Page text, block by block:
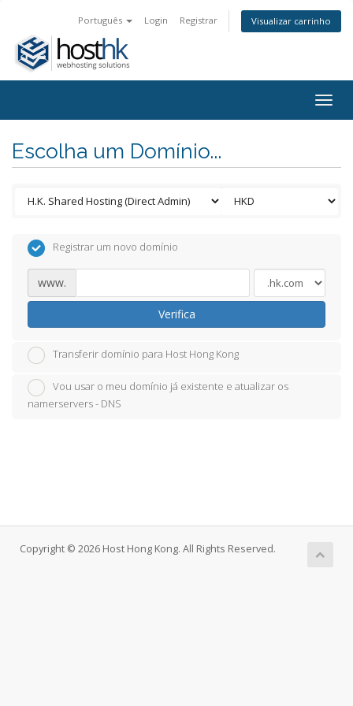
Português Login Registrar Visualizar carrinho
Escolha um Domínio...
Registrar um novo domínio
www.
Verifica
Transferir domínio para Host Hong Kong
Vou usar o meu domínio já existente e atualizar os
namerservers - DNS
Copyright © 2026 Host Hong Kong. All Rights Reserved.